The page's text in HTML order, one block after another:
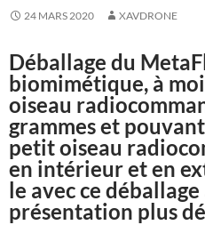
24 MARS 2020 XAVDRONE
Déballage du
biomimétique, à
oiseau
grammes et
petit oiseau
en intérieur et en
le avec ce
présentation plus